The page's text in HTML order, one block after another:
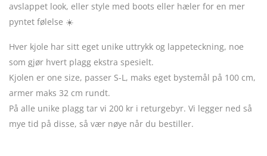
avslappet look, eller style med boots eller hæler for en mer
pyntet følelse ☀️
Hver kjole har sitt eget unike uttrykk og lappeteckning, noe
som gjør hvert plagg ekstra spesielt.
Kjolen er one size, passer S-L, maks eget bystemål på 100 cm,
armer maks 32 cm rundt.
På alle unike plagg tar vi 200 kr i returgebyr. Vi legger ned så
mye tid på disse, så vær nøye når du bestiller.